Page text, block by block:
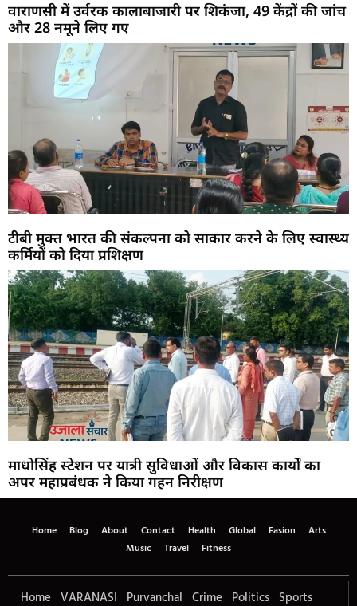
वाराणसी में उर्वरक कालाबाजारी पर शिकंजा, 49 केंद्रों की जांच
और 28 नमूने लिए गए
टीबी मुक्त भारत की संकल्पना को साकार करने के लिए स्वास्थ्य
कर्मियों को दिया प्रशिक्षण
माधोसिंह स्टेशन पर यात्री सुविधाओं और विकास कार्यों का
अपर महाप्रबंधक ने किया गहन निरीक्षण
Home Blog About Contact Health Global Fasion
Arts
Music
Travel Fitness
Home VARANASI Purvanchal Crime Politics Sports